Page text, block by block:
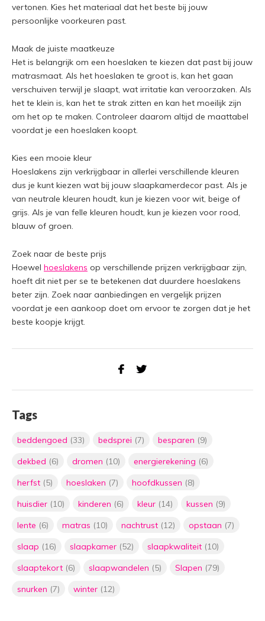
vertonen. Kies het materiaal dat het beste bij jouw
persoonlijke voorkeuren past.
Maak de juiste maatkeuze
Het is belangrijk om een hoeslaken te kiezen dat past bij jouw
matrasmaat. Als het hoeslaken te groot is, kan het gaan
verschuiven terwijl je slaapt, wat irritatie kan veroorzaken. Als
het te klein is, kan het te strak zitten en kan het moeilijk zijn
om het op te maken. Controleer daarom altijd de maattabel
voordat je een hoeslaken koopt.
Kies een mooie kleur
Hoeslakens zijn verkrijgbaar in allerlei verschillende kleuren
dus je kunt kiezen wat bij jouw slaapkamerdecor past. Als je
van neutrale kleuren houdt, kun je kiezen voor wit, beige of
grijs. Als je van felle kleuren houdt, kun je kiezen voor rood,
blauw of groen.
Zoek naar de beste prijs
Hoewel hoeslakens op verschillende prijzen verkrijgbaar zijn,
hoeft dit niet per se te betekenen dat duurdere hoeslakens
beter zijn. Zoek naar aanbiedingen en vergelijk prijzen
voordat je een aankoop doet om ervoor te zorgen dat je het
beste koopje krijgt.
Tags
beddengoed (33) bedsprei (7) besparen (9)
dekbed (6) dromen (10) energierekening (6)
herfst (5) hoeslaken (7) hoofdkussen (8)
huisdier (10) kinderen (6) kleur (14) kussen (9)
lente (6) matras (10) nachtrust (12) opstaan (7)
slaap (16) slaapkamer (52) slaapkwaliteit (10)
slaaptekort (6) slaapwandelen (5) Slapen (79)
snurken (7) winter (12)